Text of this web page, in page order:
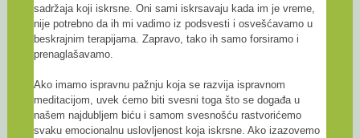
sadržaja koji iskrsne. Oni sami iskrsavaju kada im je vreme,
nije potrebno da ih mi vadimo iz podsvesti i osvešćavamo u
beskrajnim terapijama. Zapravo, tako ih samo forsiramo i
prenaglašavamo.
Ako imamo ispravnu pažnju koja se razvija ispravnom
meditacijom, uvek ćemo biti svesni toga što se događa u
našem najdubljem biću i samom svesnošću rastvorićemo
svaku emocionalnu uslovljenost koja iskrsne. Ako izazovemo